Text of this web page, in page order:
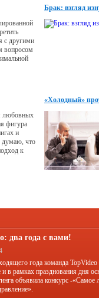
с другими
вопросом
мы
-
Брак: взгляд
любовных
фигура
и
думаю, что
к
«Холодный»
два года с вами!
года команда TopVideo
и в рамках празднования дня
объявила конкурс -«Самое